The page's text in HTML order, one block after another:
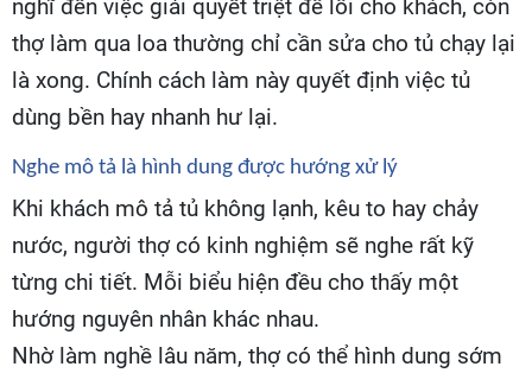
nghĩ đến việc giải quyết triệt để lỗi cho khách, còn
thợ làm qua loa thường chỉ cần sửa cho tủ chạy lại
là xong. Chính cách làm này quyết định việc tủ
dùng bền hay nhanh hư lại.
Nghe mô tả là hình dung được hướng xử lý
Khi khách mô tả tủ không lạnh, kêu to hay chảy
nước, người thợ có kinh nghiệm sẽ nghe rất kỹ
từng chi tiết. Mỗi biểu hiện đều cho thấy một
hướng nguyên nhân khác nhau.
Nhờ làm nghề lâu năm, thợ có thể hình dung sớm